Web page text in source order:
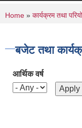
You are
Home » कार्यक्रम तथा
बजेट तथा
आर्थिक वर्ष